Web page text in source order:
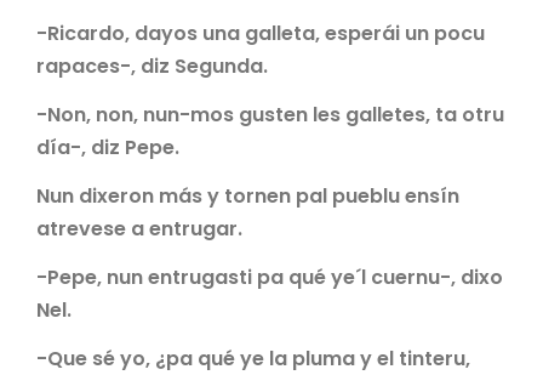
-Ricardo, dayos una galleta, esperái un pocu
rapaces-, diz Segunda.
-Non, non, nun-mos gusten les galletes, ta otru
día-, diz Pepe.
Nun dixeron más y tornen pal pueblu ensín
atrevese a entrugar.
-Pepe, nun entrugasti pa qué ye´l cuernu-, dixo
Nel.
-Que sé yo, ¿pa qué ye la pluma y el tinteru,